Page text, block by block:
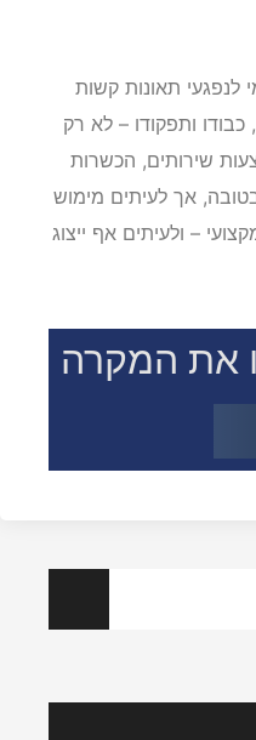
לנפגעי תאונות קשות
ותפקודו – לא רק
שירותים, הכשרות
בטובה, אך לעיתים מימוש
– ולעיתים אף ייצוג
את המקרה